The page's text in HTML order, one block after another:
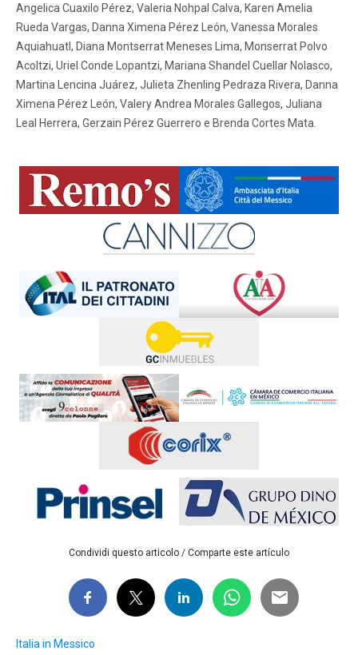
Angelica Cuaxilo Pérez, Valeria Nohpal Calva, Karen Amelia
Rueda Vargas, Danna Ximena Pérez León, Vanessa Morales
Aquiahuatl, Diana Montserrat Meneses Lima, Monserrat Polvo
Acoltzi, Uriel Conde Lopantzi, Mariana Shandel Cuellar Nolasco,
Martina Lencina Juárez, Julieta Zhenling Pedraza Rivera, Danna
Ximena Pérez León, Valery Andrea Morales Gallegos, Juliana
Leal Herrera, Gerzain Pérez Guerrero e Brenda Cortes Mata.
Condividi questo articolo / Comparte este artículo
Italia in Messico